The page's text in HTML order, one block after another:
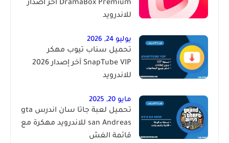
DramaBox Premium اخر اصدار
للاندرويد
يوليو 24, 2026
تحميل سناب تيوب مهكر
SnapTube VIP آخر إصدار 2026
للاندرويد
مايو 20, 2025
تحميل لعبة جاتا سان اندرس gta
san Andreas للاندرويد مهكرة مع
قائمة الغش